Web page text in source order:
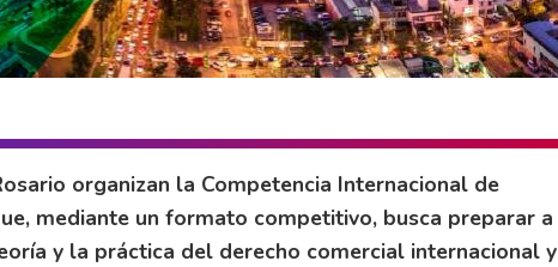
organizan la Competencia Internacional de
mediante un formato competitivo, busca preparar a
y la práctica del derecho comercial internacional y